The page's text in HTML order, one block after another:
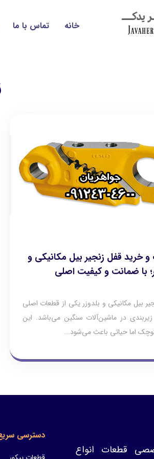
خانه تماس با ما
خرید قفل زنجیر بیل مکانیکی و
با ضمانت و کیفیت اصلی
بیل مکانیکی و بلدوزر یکی از قطعات اصلی
در ماشین‌آلات سنگین می‌باشد. این
اما حیاتی باعث می‌شود...
قطعات انواع
دسترسی